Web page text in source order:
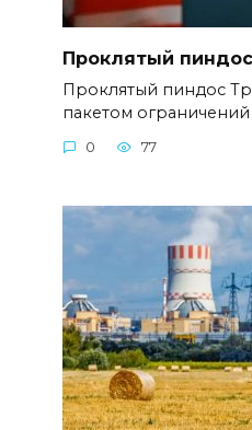
Проклятый
Проклятый пиндос
пакетом ограничений
0 77